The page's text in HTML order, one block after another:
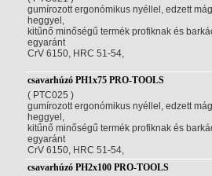
gumírozott ergonómikus nyéllel, edzett
heggyel,
kitűnő minőségű termék profiknak és
egyaránt
CrV 6150, HRC 51-54,
csavarhúzó PH1x75 PRO-TOOLS
( PTC025 )
gumírozott ergonómikus nyéllel, edzett
heggyel,
kitűnő minőségű termék profiknak és
egyaránt
CrV 6150, HRC 51-54,
csavarhúzó PH2x100 PRO-TOOLS